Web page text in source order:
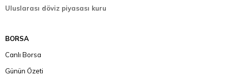
Uluslarası döviz piyasası kuru
BORSA
Canlı Borsa
Günün Özeti